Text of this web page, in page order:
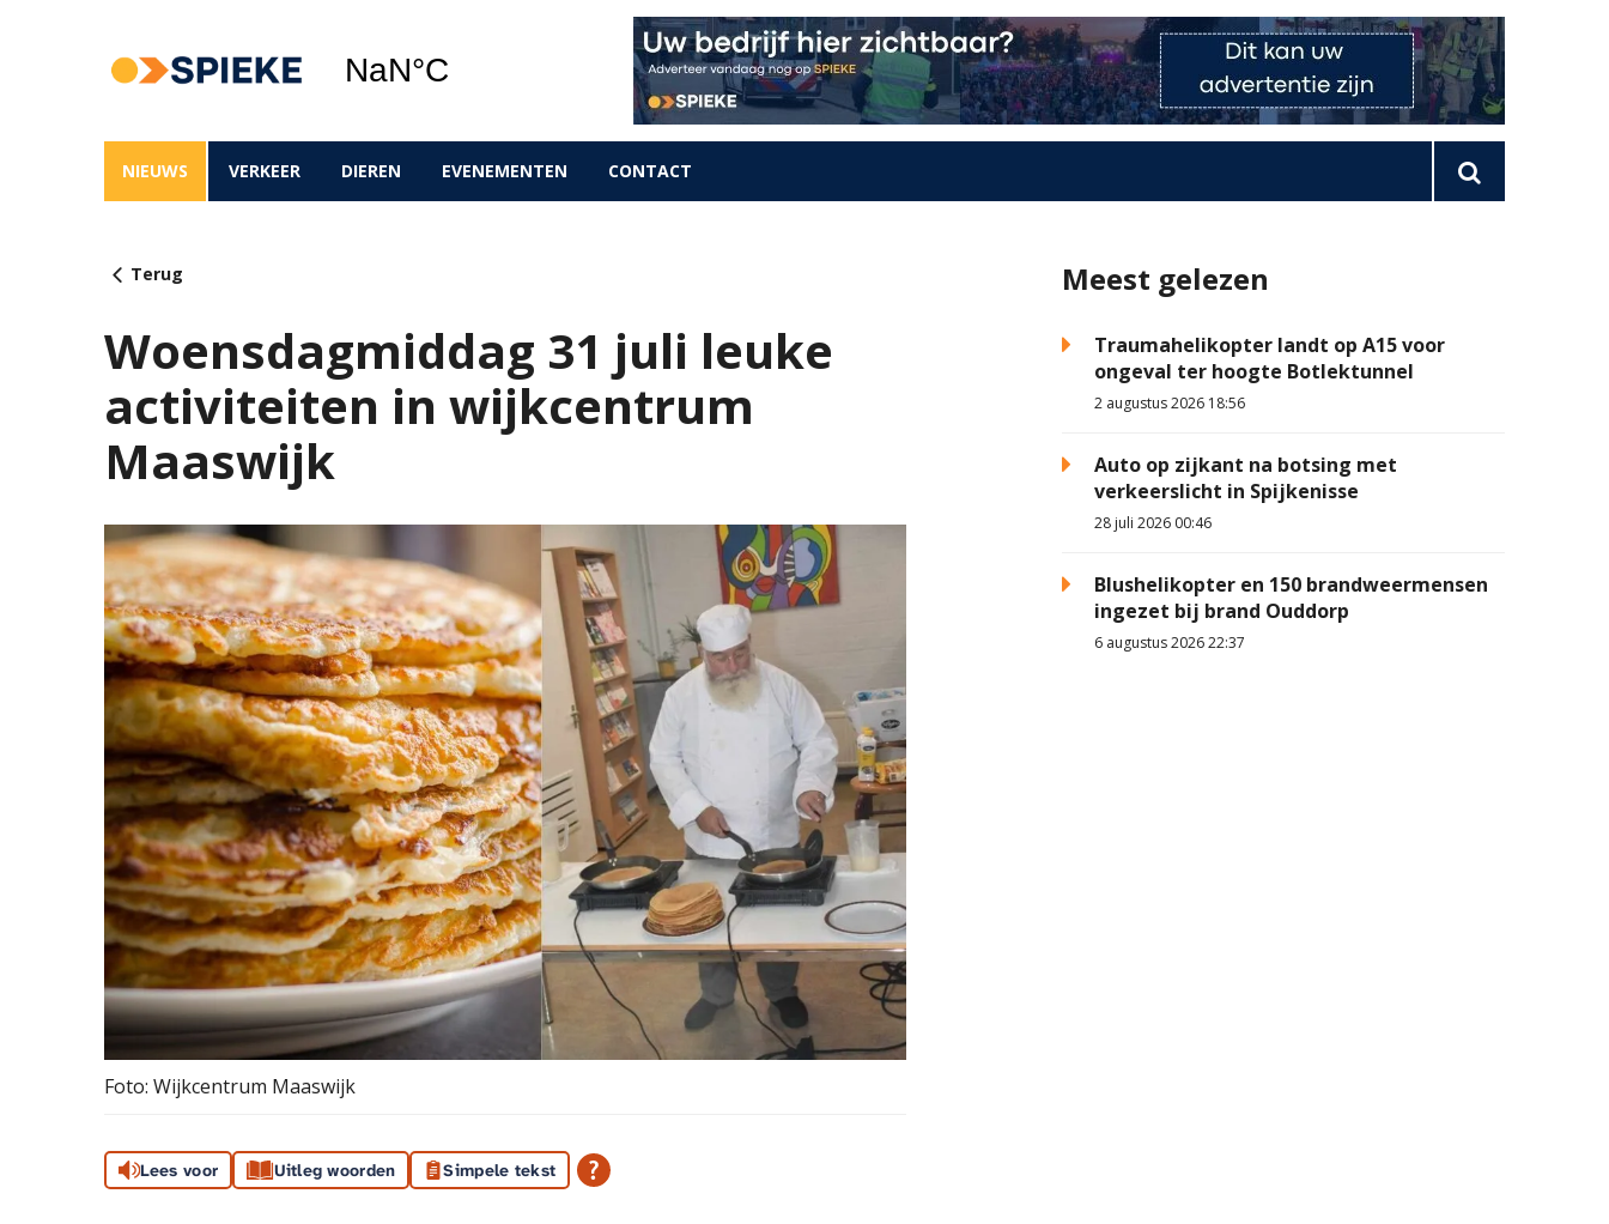
NIEUWS VERKEER DIEREN EVENEMENTEN CONTACT
Terug
Woensdagmiddag 31 juli leuke
activiteiten in wijkcentrum
Maaswijk
Foto: Wijkcentrum Maaswijk
Lees voor Uitleg woorden Simpele tekst
Meest gelezen
Traumahelikopter landt op A15 voor
ongeval ter hoogte Botlektunnel
2 augustus 2026 18:56
Auto op zijkant na botsing met
verkeerslicht in Spijkenisse
28 juli 2026 00:46
Blushelikopter en 150 brandweermensen
ingezet bij brand Ouddorp
6 augustus 2026 22:37